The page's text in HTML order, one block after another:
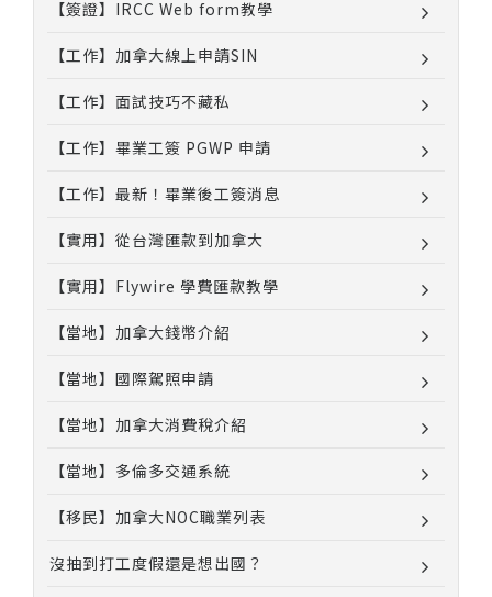
【簽證】IRCC Web form教學
【工作】加拿大線上申請SIN
【工作】面試技巧不藏私
【工作】畢業工簽 PGWP 申請
【工作】最新！畢業後工簽消息
【實用】從台灣匯款到加拿大
【實用】Flywire 學費匯款教學
【當地】加拿大錢幣介紹
【當地】國際駕照申請
【當地】加拿大消費稅介紹
【當地】多倫多交通系統
【移民】加拿大NOC職業列表
沒抽到打工度假還是想出國？